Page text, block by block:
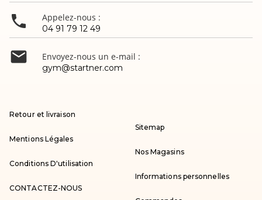
 Appelez-nous :
04 91 79 12 49
 Envoyez-nous un e-mail :
gym@startner.com
Retour et livraison
Mentions Légales
Conditions D'utilisation
CONTACTEZ-NOUS
Sitemap
Nos Magasins
Informations personnelles